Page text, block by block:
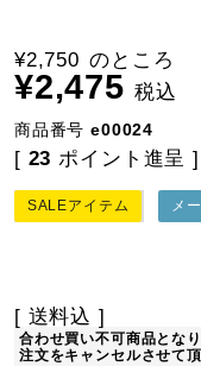
¥2,750 のところ
¥2,475 税込
商品番号 e00024
[ 23 ポイント進呈 ]
SALEアイテム メ
送料込
合わせ買い不可商品とな
注文をキャンセルさせて